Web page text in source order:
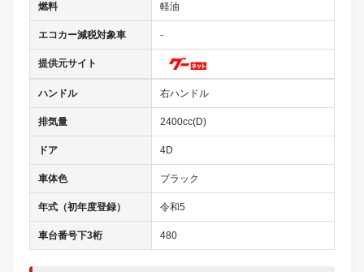
燃料 軽油
エコカー減税対象車 -
提供元サイト
ハンドル 右ハンドル
排気量 2400cc(D)
ドア 4D
車体色 ブラック
年式（初年度登録） 令和5
車台番号下3桁 480